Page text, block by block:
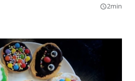
query_builder2min